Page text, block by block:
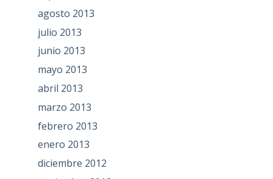
agosto 2013
julio 2013
junio 2013
mayo 2013
abril 2013
marzo 2013
febrero 2013
enero 2013
diciembre 2012